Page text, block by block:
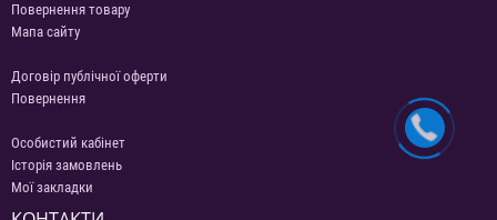
Повернення товару
Мапа сайту
Договір публічної оферти
Повернення
Особистий кабінет
Історія замовлень
Мої закладки